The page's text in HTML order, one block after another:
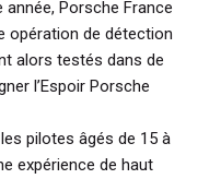
année, Porsche France
opération de détection
alors testés dans de
l’Espoir Porsche
pilotes âgés de 15 à
expérience de haut